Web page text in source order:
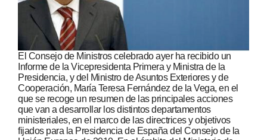
El Consejo de Ministros celebrado ayer ha recibido un
Informe de la Vicepresidenta Primera y Ministra de la
Presidencia, y del Ministro de Asuntos Exteriores y de
Cooperación, María Teresa Fernández de la Vega, en el
que se recoge un resumen de las principales acciones
que van a desarrollar los distintos departamentos
ministeriales, en el marco de las directrices y objetivos
fijados para la Presidencia de España del Consejo de la